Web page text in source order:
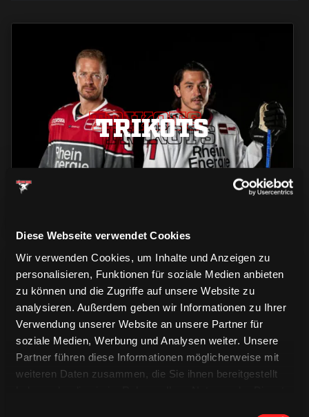
Diese Webseite verwendet Cookies
Wir verwenden Cookies, um Inhalte und Anzeigen zu
personalisieren, Funktionen für soziale Medien anbieten
zu können und die Zugriffe auf unsere Website zu
analysieren. Außerdem geben wir Informationen zu Ihrer
Verwendung unserer Website an unsere Partner für
soziale Medien, Werbung und Analysen weiter. Unsere
Partner führen diese Informationen möglicherweise mit
weiteren Daten zusammen, die Sie ihnen bereitgestellt
TRIKOTS
TRIKOTS
TRIKOTS
CAPS & CO
CAPS & CO
CAPS & CO